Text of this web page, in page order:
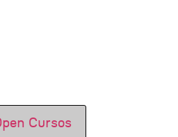
Cursos